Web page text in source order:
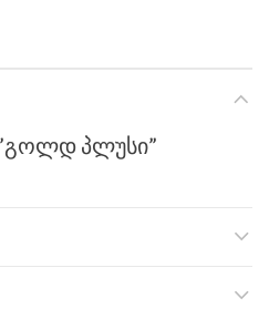
”გოლდ პლუსი”